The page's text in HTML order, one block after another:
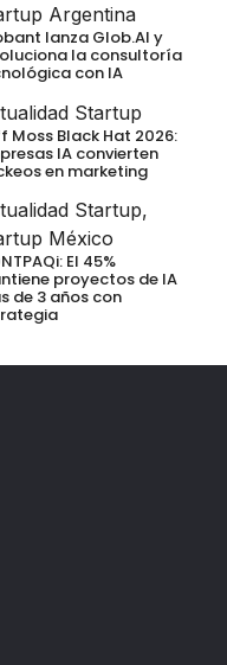
Argentina
lanza Glob.AI y
la consultoría
con IA
Startup
Moss Black Hat 2026:
IA convierten
en marketing
Startup,
México
El 45%
proyectos de IA
de 3 años con